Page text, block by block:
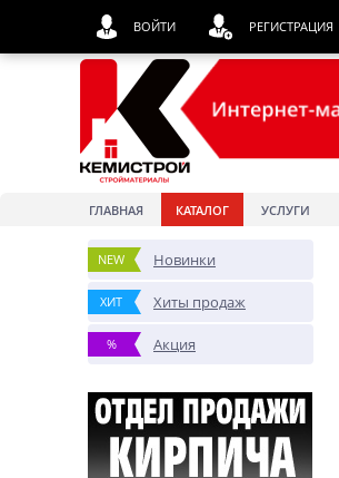
ГЛАВНАЯ КАТАЛОГ УСЛУГИ
NEW Новинки
ХИТ Хиты продаж
% Акция
ВОЙТИ РЕГИСТРАЦИЯ